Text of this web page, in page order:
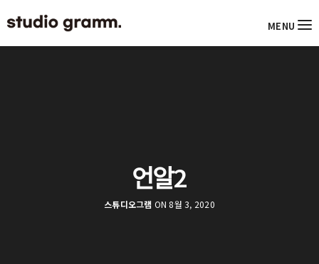
MENU
언알2
스튜디오그램 ON 8월 3, 2020